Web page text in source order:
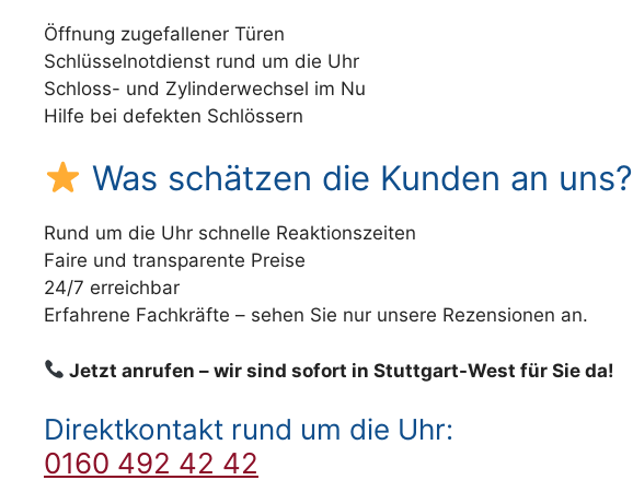
Öffnung zugefallener Türen
Schlüsselnotdienst rund um die Uhr
Schloss- und Zylinderwechsel im Nu
Hilfe bei defekten Schlössern
Was schätzen die Kunden an uns?
Rund um die Uhr schnelle Reaktionszeiten
Faire und transparente Preise
24/7 erreichbar
Erfahrene Fachkräfte – sehen Sie nur unsere Rezensionen an.
Jetzt anrufen – wir sind sofort in Stuttgart-West für Sie da!
Direktkontakt rund um die Uhr:
0160 492 42 42